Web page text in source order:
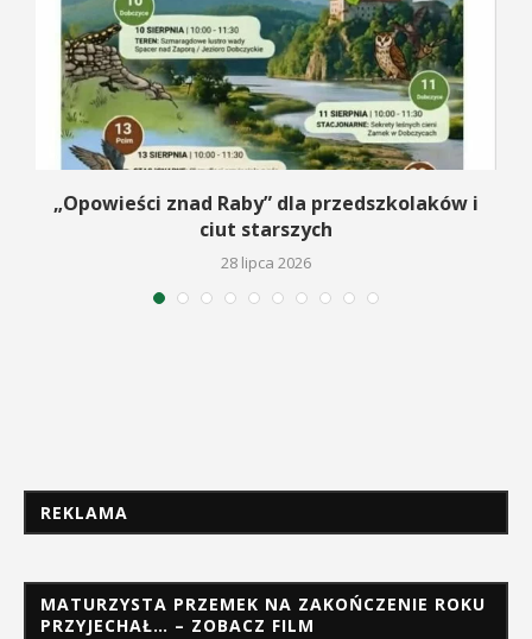
„Opowieści znad Raby” dla przedszkolaków i
ciut starszych
28 lipca 2026
REKLAMA
MATURZYSTA PRZEMEK NA ZAKOŃCZENIE ROKU
PRZYJECHAŁ… – ZOBACZ FILM